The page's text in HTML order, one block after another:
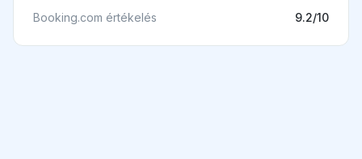
Booking.com értékelés
9.2/10